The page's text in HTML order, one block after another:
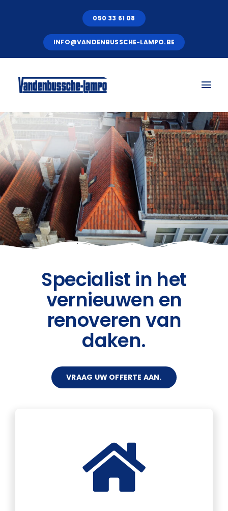
050 33 61 08
INFO@VANDENBUSSCHE-LAMPO.BE
HOME
SERVICES
OVER ONS
PROJECTEN
Jobs
Specialist in het
vernieuwen en
renoveren van
daken.
VRAAG UW OFFERTE AAN.